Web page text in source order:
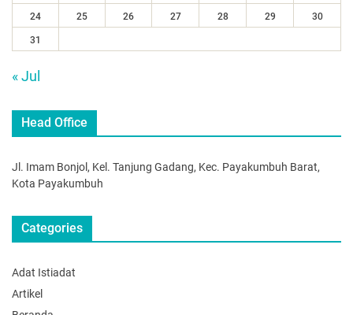
24 25 26 27 28 29 30
31
« Jul
Head Office
Jl. Imam Bonjol, Kel. Tanjung Gadang, Kec. Payakumbuh Barat,
Kota Payakumbuh
Categories
Adat Istiadat
Artikel